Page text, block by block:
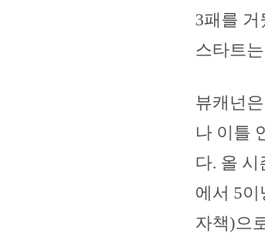
3패를 거
스타트
뷰캐넌
나 이틀
다. 올
에서 5
자책)으